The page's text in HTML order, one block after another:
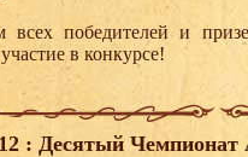
всех победителей и
в конкурсе!
: Десятый